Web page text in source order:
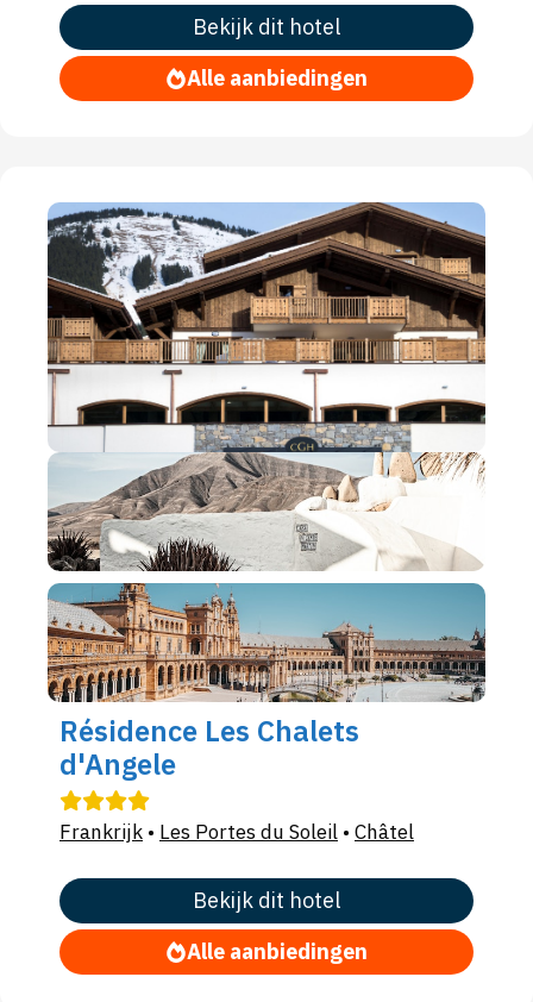
Bekijk dit hotel
Alle aanbiedingen
Résidence Les Chalets
d'Angele
Frankrijk • Les Portes du Soleil • Châtel
Bekijk dit hotel
Alle aanbiedingen